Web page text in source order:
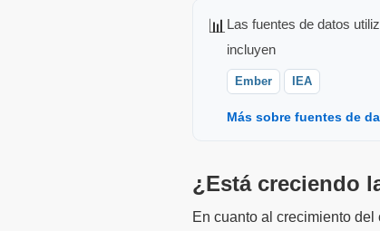
📊 Las fuentes de datos
incluyen
Ember IEA
Más sobre fuentes de
¿Está creciendo
En cuanto al crecimiento